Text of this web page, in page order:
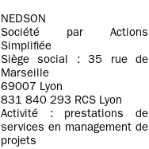
NEDSON
Société par Actions
Simplifiée
Siège social : 35 rue de
Marseille
69007 Lyon
831 840 293 RCS Lyon
Activité : prestations de
services en management de
projets